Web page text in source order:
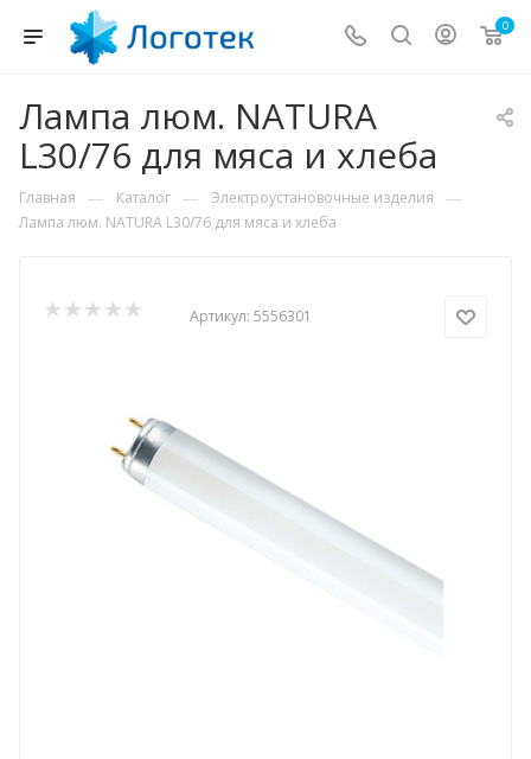
0
Лампа люм. NATURA
L30/76 для мяса и хлеба
Главная — Каталог — Электроустановочные изделия —
Лампа люм. NATURA L30/76 для мяса и хлеба
Артикул: 5556301